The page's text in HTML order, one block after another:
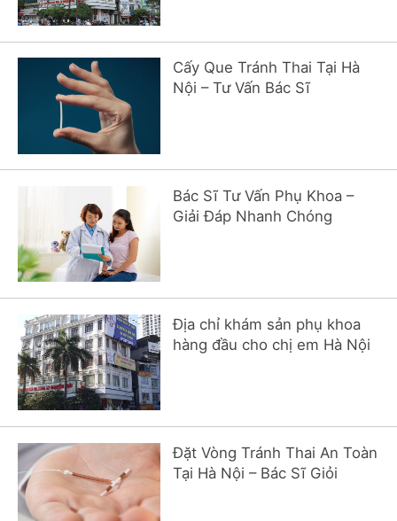
Cấy Que Tránh Thai Tại Hà
Nội – Tư Vấn Bác Sĩ
Bác Sĩ Tư Vấn Phụ Khoa –
Giải Đáp Nhanh Chóng
Địa chỉ khám sản phụ khoa
hàng đầu cho chị em Hà Nội
Đặt Vòng Tránh Thai An Toàn
Tại Hà Nội – Bác Sĩ Giỏi